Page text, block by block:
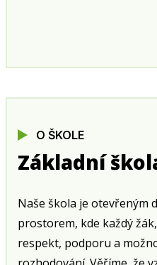
O ŠKOLE
Základní
Naše škola je otevřeným
prostorem, kde každý
respekt, podporu a